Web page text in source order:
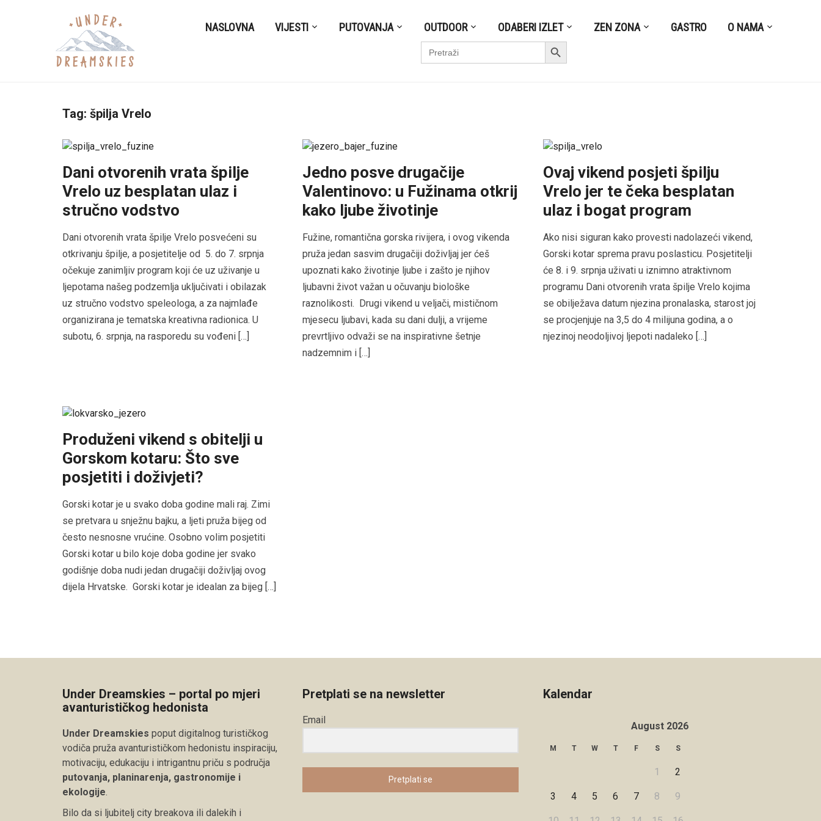
NASLOVNA VIJESTI PUTOVANJA OUTDOOR ODABERI IZLET ZEN ZONA GASTRO O NAMA
Search
for:
Search Button
Tag: špilja Vrelo
Dani otvorenih vrata špilje
Vrelo uz besplatan ulaz i
stručno vodstvo
Dani otvorenih vrata špilje Vrelo posvećeni su
otkrivanju špilje, a posjetitelje od 5. do 7. srpnja
očekuje zanimljiv program koji će uz uživanje u
ljepotama našeg podzemlja uključivati i obilazak
uz stručno vodstvo speleologa, a za najmlađe
organizirana je tematska kreativna radionica. U
subotu, 6. srpnja, na rasporedu su vođeni […]
Jedno posve drugačije
Valentinovo: u Fužinama otkrij
kako ljube životinje
Fužine, romantična gorska rivijera, i ovog vikenda
pruža jedan sasvim drugačiji doživljaj jer ćeš
upoznati kako životinje ljube i zašto je njihov
ljubavni život važan u očuvanju biološke
raznolikosti. Drugi vikend u veljači, mističnom
mjesecu ljubavi, kada su dani dulji, a vrijeme
prevrtljivo odvaži se na inspirativne šetnje
nadzemnim i […]
Ovaj vikend posjeti špilju
Vrelo jer te čeka besplatan
ulaz i bogat program
Ako nisi siguran kako provesti nadolazeći vikend,
Gorski kotar sprema pravu poslasticu. Posjetitelji
će 8. i 9. srpnja uživati u iznimno atraktivnom
programu Dani otvorenih vrata špilje Vrelo kojima
se obilježava datum njezina pronalaska, starost joj
se procjenjuje na 3,5 do 4 milijuna godina, a o
njezinoj neodoljivoj ljepoti nadaleko […]
Produženi vikend s obitelji u
Gorskom kotaru: Što sve
posjetiti i doživjeti?
Gorski kotar je u svako doba godine mali raj. Zimi
se pretvara u snježnu bajku, a ljeti pruža bijeg od
često nesnosne vrućine. Osobno volim posjetiti
Gorski kotar u bilo koje doba godine jer svako
godišnje doba nudi jedan drugačiji doživljaj ovog
dijela Hrvatske. Gorski kotar je idealan za bijeg […]
Under Dreamskies – portal po mjeri
avanturističkog hedonista
Under Dreamskies poput digitalnog turističkog
vodiča pruža avanturističkom hedonistu inspiraciju,
motivaciju, edukaciju i intrigantnu priču s područja
putovanja, planinarenja, gastronomije i
ekologije
Bilo da si ljubitelj city breakova ili dalekih i
Pretplati se na newsletter
Email
Pretplati se
Kalendar
August 2026
M T W T F S S
1 2
3 4 5 6 7 8 9